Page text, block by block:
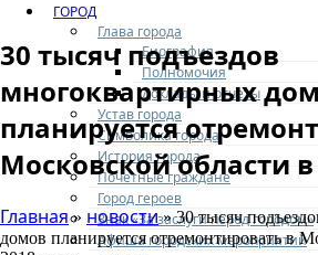
ГОРОД
Глава города
Биография
Полномочия
Доклады и отчеты
Устав города
Символика города
История города
Почетные граждане
Город героев
Знак «За заслуги перед городом»
Афиша городских мероприятий
30 тысяч подъездов
многоквартирных
планируется
Московской области в
Главная» новости» 30 тысяч
домов планируется отремонтировать в